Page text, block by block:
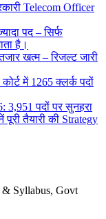
Telecom Officer
पद – सिर्फ
है।
खत्म – रिजल्ट जारी
में 1265 क्लर्क पदों
3,951 पदों पर सुनहरा
तैयारी की Strategy
& Syllabus, Govt